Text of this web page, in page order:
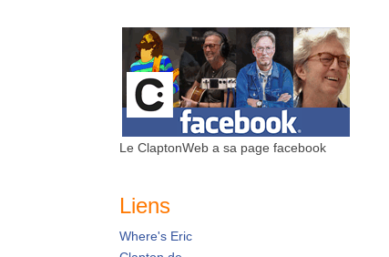
Le ClaptonWeb a sa page facebook
Liens
Where's Eric